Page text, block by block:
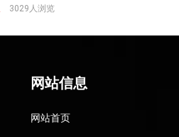
3029人浏览
网站信息
网站首页